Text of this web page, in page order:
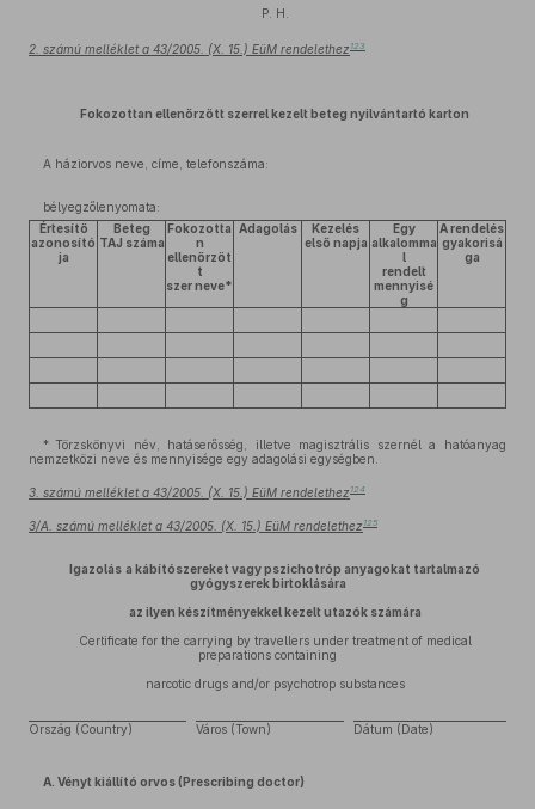
P. H.
2. számú melléklet a 43/2005. (X. 15.) EüM rendelethez 123
Fokozottan ellenőrzött szerrel kezelt beteg nyilvántartó karton
A háziorvos neve, címe, telefonszáma:
bélyegzőlenyomata:
Értesítő
azonosító
ja
Beteg
TAJ száma
Fokozotta
n
ellenőrzöt
t
szer neve*
Adagolás
Kezelés
első napja
Egy
alkalomma
l
rendelt
mennyisé
g
A rendelés
gyakorisá
ga
* Törzskönyvi név, hatáserősség, illetve magisztrális szernél a hatóanyag
nemzetközi neve és mennyisége egy adagolási egységben.
3. számú melléklet a 43/2005. (X. 15.) EüM rendelethez 124
3/A. számú melléklet a 43/2005. (X. 15.) EüM rendelethez 125
Igazolás a kábítószereket vagy pszichotróp anyagokat tartalmazó
gyógyszerek birtoklására
az ilyen készítményekkel kezelt utazók számára
Certificate for the carrying by travellers under treatment of medical
preparations containing
narcotic drugs and/or psychotrop substances
Ország (Country) Város (Town) Dátum (Date)
A. Vényt kiállító orvos (Prescribing doctor)